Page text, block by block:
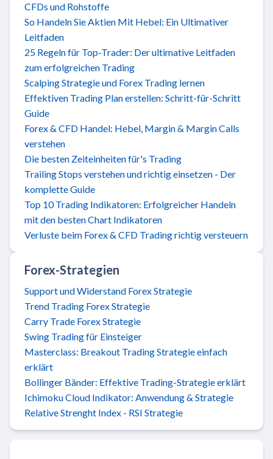
CFDs und Rohstoffe
So Handeln Sie Aktien Mit Hebel: Ein Ultimativer
Leitfaden
25 Regeln für Top-Trader: Der ultimative Leitfaden
zum erfolgreichen Trading
Scalping Strategie und Forex Trading lernen
Effektiven Trading Plan erstellen: Schritt-für-Schritt
Guide
Forex & CFD Handel: Hebel, Margin & Margin Calls
verstehen
Die besten Zeiteinheiten für's Trading
Trailing Stops verstehen und richtig einsetzen - Der
komplette Guide
Top 10 Trading Indikatoren: Erfolgreicher Handeln
mit den besten Chart Indikatoren
Verluste beim Forex & CFD Trading richtig versteuern
Forex-Strategien
Support und Widerstand Forex Strategie
Trend Trading Forex Strategie
Carry Trade Forex Strategie
Swing Trading für Einsteiger
Masterclass: Breakout Trading Strategie einfach
erklärt
Bollinger Bänder: Effektive Trading-Strategie erklärt
Ichimoku Cloud Indikator: Anwendung & Strategie
Relative Strenght Index - RSI Strategie